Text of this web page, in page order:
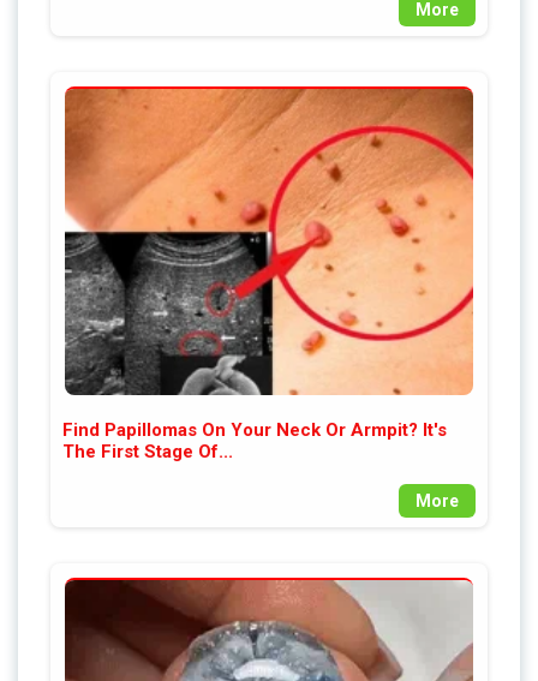
More
Find Papillomas On Your Neck Or Armpit? It's
The First Stage Of...
More